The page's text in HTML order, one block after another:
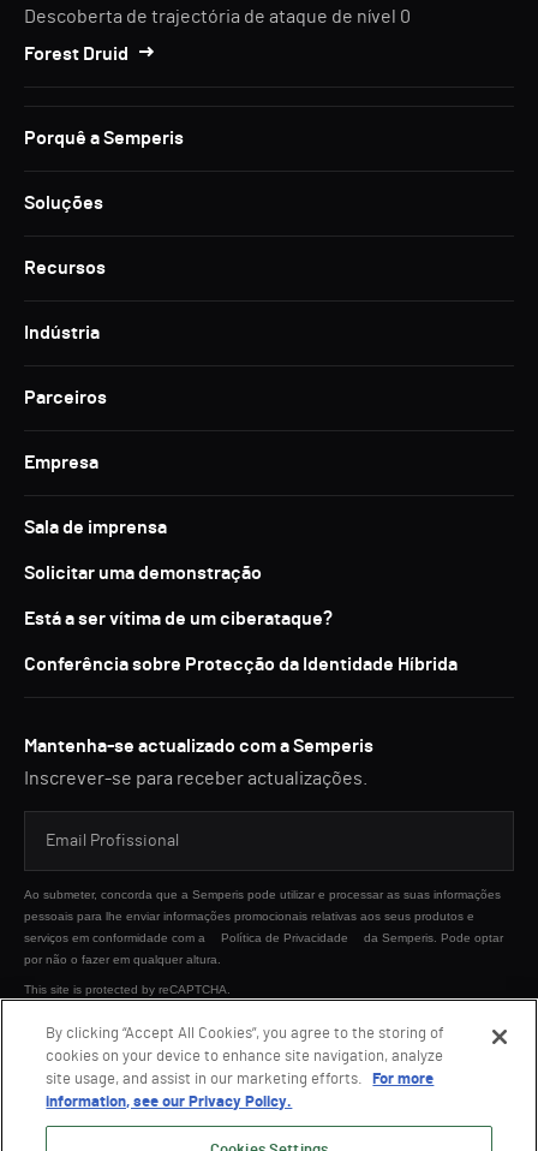
Descoberta de trajectória de ataque de nível 0
Forest Druid
Porquê a Semperis
Soluções
Recursos
Indústria
Parceiros
Empresa
Sala de imprensa
Solicitar uma demonstração
Está a ser vítima de um ciberataque?
Conferência sobre Protecção da Identidade Híbrida
Mantenha-se actualizado com a Semperis
Inscrever-se para receber actualizações.
Ao submeter, concorda que a Semperis pode utilizar e processar as suas informações
pessoais para lhe enviar informações promocionais relativas aos seus produtos e
serviços em conformidade com a
Política de Privacidade
da Semperis. Pode optar
por não o fazer em qualquer altura.
This site is protected by reCAPTCHA.
ENVIAR
By clicking “Accept All Cookies”, you agree to the storing of
cookies on your device to enhance site navigation, analyze
site usage, and assist in our marketing efforts.
For more
information, see our Privacy Policy.